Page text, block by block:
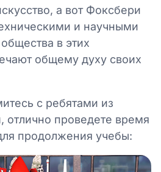
а вот Фоксбери
и научными
в этих
общему духу своих
с ребятами из
отлично проведете время
продолжения учебы: